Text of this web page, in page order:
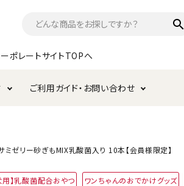
search
ポレートサイトTOPへ
サークル・ケージ
キャリーバッグ
ご利用ガイド・お問い合わせ
ミゼリー砂ぎもMIX乳酸菌入り 10本【会員様限定】
用】乳酸菌配合おやつ ワンちゃんのおでかけグッズ